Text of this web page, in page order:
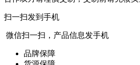
扫一扫发到手机
微信扫一扫，产品信息发手机
品牌保障